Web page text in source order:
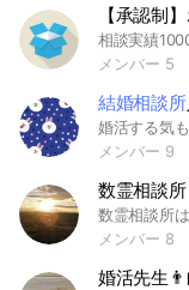
メンバー 5
結婚相談所
メンバー 9
数霊相談所
メンバー 8